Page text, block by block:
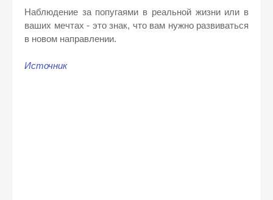
Наблюдение за попугаями в реальной жизни или в
ваших мечтах - это знак, что вам нужно развиваться
в новом направлении.
Источник